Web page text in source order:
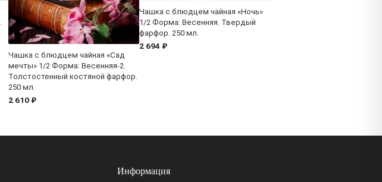
Чашка с блюдцем чайная «Сад
мечты» 1/2 Форма: Весенняя-2.
Толстостенный костяной фарфор.
250 мл.
2 610 ₽
Чашка с блюдцем чайная «Ночь»
1/2 Форма: Весенняя. Твердый
фарфор. 250 мл.
2 694 ₽
Информация